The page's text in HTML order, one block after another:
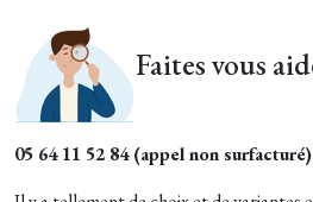
Faites vous
05 64 11 52 84 (appel non surfacturé)